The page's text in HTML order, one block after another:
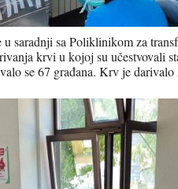
saradnji sa Poliklinikom za
krvi u kojoj su učestvovali
se 67 građana. Krv je